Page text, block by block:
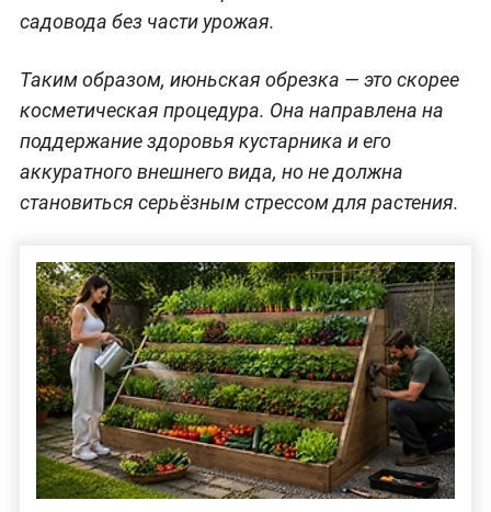
садовода без части урожая.
Таким образом, июньская обрезка — это скорее
косметическая процедура. Она направлена на
поддержание здоровья кустарника и его
аккуратного внешнего вида, но не должна
становиться серьёзным стрессом для растения.